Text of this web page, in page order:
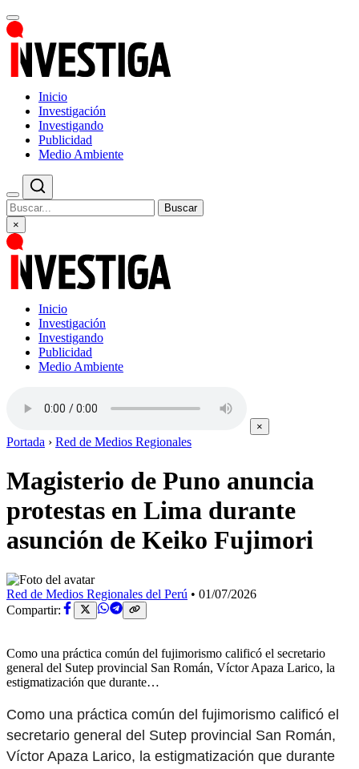
Inicio
Investigación
Investigando
Publicidad
Medio Ambiente
Buscar
×
Inicio
Investigación
Investigando
Publicidad
Medio Ambiente
×
Portada › Red de Medios Regionales
Magisterio de Puno anuncia
protestas en Lima durante
asunción de Keiko Fujimori
Red de Medios Regionales del Perú • 01/07/2026
Compartir:
Como una práctica común del fujimorismo calificó el secretario
general del Sutep provincial San Román, Víctor Apaza Larico, la
estigmatización que durante…
Como una práctica común del fujimorismo calificó el
secretario general del Sutep provincial San Román,
Víctor Apaza Larico, la estigmatización que durante